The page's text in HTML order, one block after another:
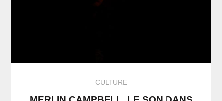
CULTURE